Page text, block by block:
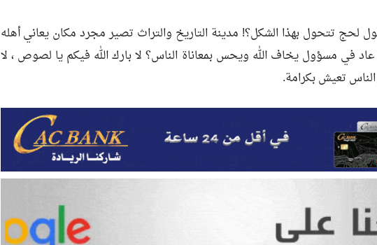
لحج تتحول بهذا الشكل؟! مدينة التاريخ والتراث تصير مجرد مكان يعاني أهله
في مسؤول يخاف الله ويحس بمعاناة الناس؟ لا بارك الله فيكم يا لصوص ، لا
تعيش بكرامة.